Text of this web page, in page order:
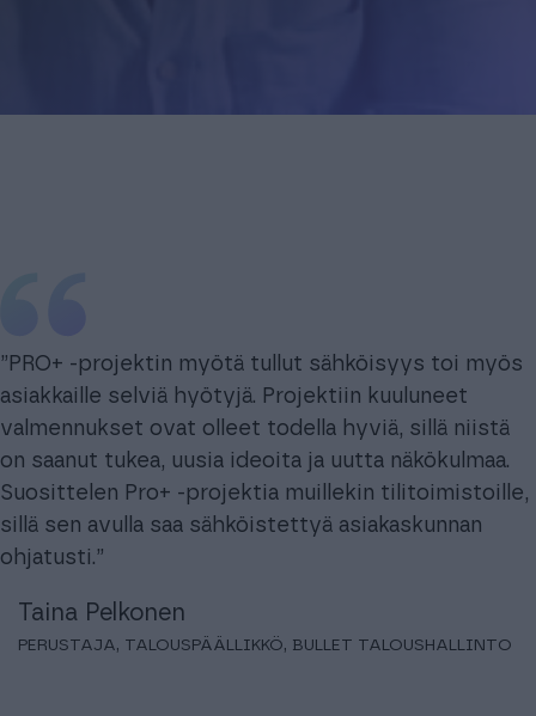
”PRO+ -projektin myötä tullut sähköisyys toi myös
asiakkaille selviä hyötyjä. Projektiin kuuluneet
valmennukset ovat olleet todella hyviä, sillä niistä
on saanut tukea, uusia ideoita ja uutta näkökulmaa.
Suosittelen Pro+ -projektia muillekin tilitoimistoille,
sillä sen avulla saa sähköistettyä asiakaskunnan
ohjatusti.”
Taina Pelkonen
PERUSTAJA, TALOUSPÄÄLLIKKÖ, BULLET TALOUSHALLINTO